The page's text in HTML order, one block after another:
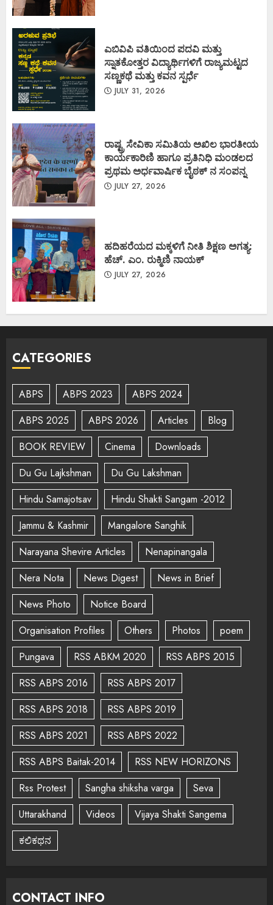
ಎಬಿವಿಪಿ ವತಿಯಿಂದ ಪದವಿ ಮತ್ತು
ಸ್ನಾತಕೋತ್ತರ ವಿದ್ಯಾರ್ಥಿಗಳಿಗೆ ರಾಜ್ಯಮಟ್ಟದ
ಸಣ್ಣಕಥೆ ಮತ್ತು ಕವನ ಸ್ಪರ್ಧೆ
JULY 31, 2026
ರಾಷ್ಟ್ರ ಸೇವಿಕಾ ಸಮಿತಿಯ ಅಖಿಲ ಭಾರತೀಯ
ಕಾರ್ಯಕಾರಿಣಿ ಹಾಗೂ ಪ್ರತಿನಿಧಿ ಮಂಡಲದ
ಪ್ರಥಮ ಅರ್ಧವಾರ್ಷಿಕ ಬೈಠಕ್ ನ ಸಂಪನ್ನ
JULY 27, 2026
ಹದಿಹರೆಯದ ಮಕ್ಕಳಿಗೆ ನೀತಿ ಶಿಕ್ಷಣ ಅಗತ್ಯ:
ಹೆಚ್. ಎಂ. ರುಕ್ಮಿಣಿ ನಾಯಕ್
JULY 27, 2026
CATEGORIES
ABPS ABPS 2023
ABPS 2024
ABPS 2025
ABPS 2026 Articles
Blog
BOOK REVIEW
Cinema
Downloads
Du Gu Lajkshman
Du Gu Lakshman
Hindu Samajotsav
Hindu Shakti Sangam -2012
Jammu & Kashmir
Mangalore Sanghik
Narayana Shevire Articles
Nenapinangala
Nera Nota
News Digest
News in Brief
News Photo
Notice Board
Organisation Profiles
Others Photos
poem
Pungava
RSS ABKM 2020
RSS ABPS 2015
RSS ABPS 2016
RSS ABPS 2017
RSS ABPS 2018
RSS ABPS 2019
RSS ABPS 2021
RSS ABPS 2022
RSS ABPS Baitak-2014
RSS NEW HORIZONS
Rss Protest
Sangha shiksha varga
Seva
Uttarakhand
Videos
Vijaya Shakti Sangema
ಕಲಿಕಥನ
CONTACT INFO